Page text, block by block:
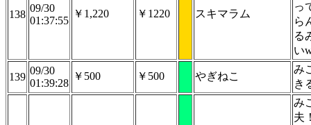
138
09/30
01:37:55
￥1,220 ￥1220 スキマラム
っ
ら
る
い
139
09/30
01:39:28
￥500 ￥500 やぎねこ
み
き
み
夫